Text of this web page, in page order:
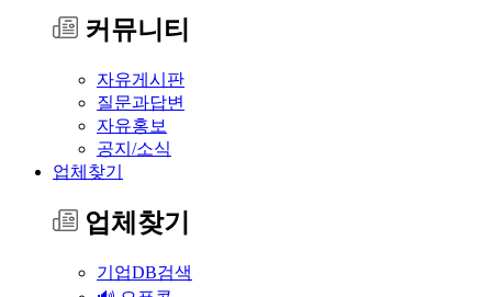
커뮤니티
자유게시판
질문과답변
자유홍보
공지/소식
업체찾기
업체찾기
기업DB검색